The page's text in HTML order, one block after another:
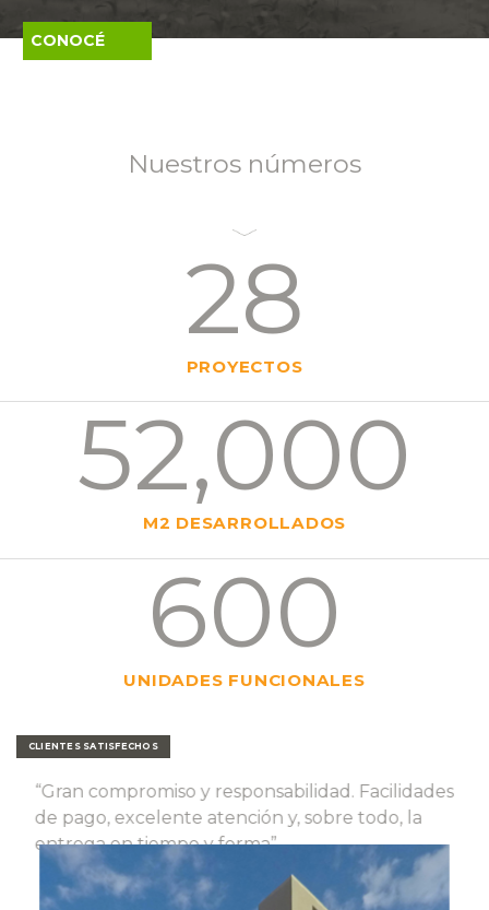
CONOCÉ
Nuestros números
28
PROYECTOS
52,000
M2 DESARROLLADOS
600
UNIDADES FUNCIONALES
“Gran compromiso y responsabilidad. Facilidades
de pago, excelente atención y, sobre todo, la
entrega en tiempo y forma”.
Álamos V Santa Rosa
CLIENTES SATISFECHOS